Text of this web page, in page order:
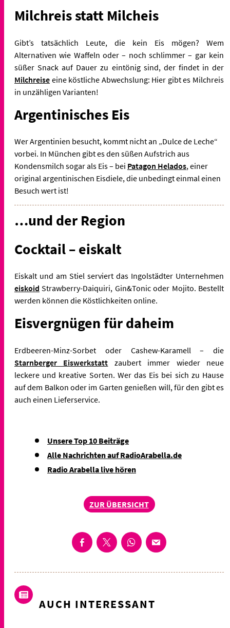
Milchreis statt Milcheis
Gibt’s tatsächlich Leute, die kein Eis mögen? Wem
Alternativen wie Waffeln oder – noch schlimmer – gar kein
süßer Snack auf Dauer zu eintönig sind, der findet in der
Milchreise eine köstliche Abwechslung: Hier gibt es Milchreis
in unzähligen Varianten!
Argentinisches Eis
Wer Argentinien besucht, kommt nicht an „Dulce de Leche“
vorbei. In München gibt es den süßen Aufstrich aus
Kondensmilch sogar als Eis – bei Patagon Helados, einer
original argentinischen Eisdiele, die unbedingt einmal einen
Besuch wert ist!
…und der Region
Cocktail – eiskalt
Eiskalt und am Stiel serviert das Ingolstädter Unternehmen
eiskoid Strawberry-Daiquiri, Gin&Tonic oder Mojito. Bestellt
werden können die Köstlichkeiten online.
Eisvergnügen für daheim
Erdbeeren-Minz-Sorbet oder Cashew-Karamell – die
Starnberger Eiswerkstatt zaubert immer wieder neue
leckere und kreative Sorten. Wer das Eis bei sich zu Hause
auf dem Balkon oder im Garten genießen will, für den gibt es
auch einen Lieferservice.
Unsere Top 10 Beiträge
Alle Nachrichten auf RadioArabella.de
Radio Arabella live hören
ZUR ÜBERSICHT
AUCH INTERESSANT